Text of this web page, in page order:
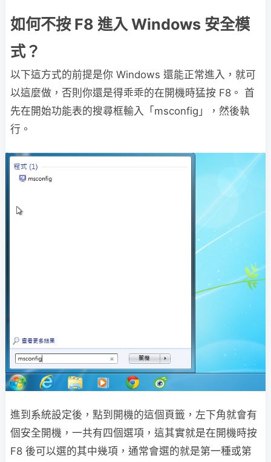
如何不按 F8 進入 Windows 安全模
式？
以下這方式的前提是你 Windows 還能正常進入，就可
以這麼做，否則你還是得乖乖的在開機時猛按 F8。 首
先在開始功能表的搜尋框輸入「msconfig」，然後執
行。
進到系統設定後，點到開機的這個頁籤，左下角就會有
個安全開機，一共有四個選項，這其實就是在開機時按
F8 後可以選的其中幾項，通常會選的就是第一種或第